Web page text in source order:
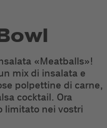
«Meatballs»!
mix di insalata e
polpettine di carne,
cocktail. Ora
limitato nei vostri